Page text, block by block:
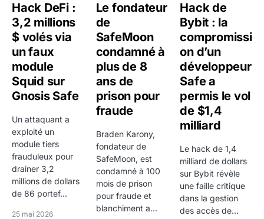
Hack DeFi :
3,2 millions
$ volés via
un faux
module
Squid sur
Gnosis Safe
Un attaquant a
exploité un
module tiers
frauduleux pour
drainer 3,2
millions de dollars
de 86 portef...
25 mai 2026
Le fondateur
de
SafeMoon
condamné à
plus de 8
ans de
prison pour
fraude
Braden Karony,
fondateur de
SafeMoon, est
condamné à 100
mois de prison
pour fraude et
blanchiment a...
Hack de
Bybit : la
compromissi
on d’un
développeur
Safe a
permis le vol
de $1,4
milliard
Le hack de 1,4
milliard de dollars
sur Bybit révèle
une faille critique
dans la gestion
des accès de...